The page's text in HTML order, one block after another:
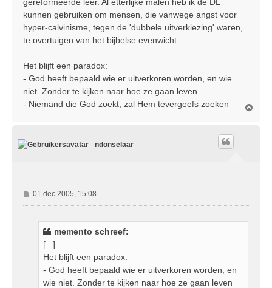
h
t
kunnen gebruiken om mensen, die vanwege angst voor
hyper-calvinisme, tegen de 'dubbele uitverkiezing' waren,
te overtuigen van het bijbelse evenwicht.
Het blijft een paradox:
- God heeft bepaald wie er uitverkoren worden, en wie
niet. Zonder te kijken naar hoe ze gaan leven
- Niemand die God zoekt, zal Hem tevergeefs zoeken
ndonselaar
B
e
01 dec 2005, 15:08
memento schreef:
[...]
Het blijft een paradox:
- God heeft bepaald wie er uitverkoren worden, en
wie niet. Zonder te kijken naar hoe ze gaan leven